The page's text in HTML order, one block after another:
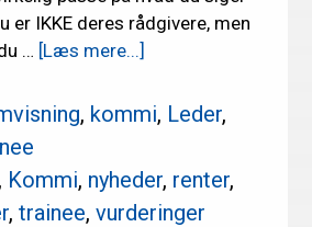
er IKKE deres rådgivere, men
… [Læs mere...]
–
hvad
du
læse?
, kommi, Leder,
, Kommi, nyheder, renter,
,trainee,vurderinger